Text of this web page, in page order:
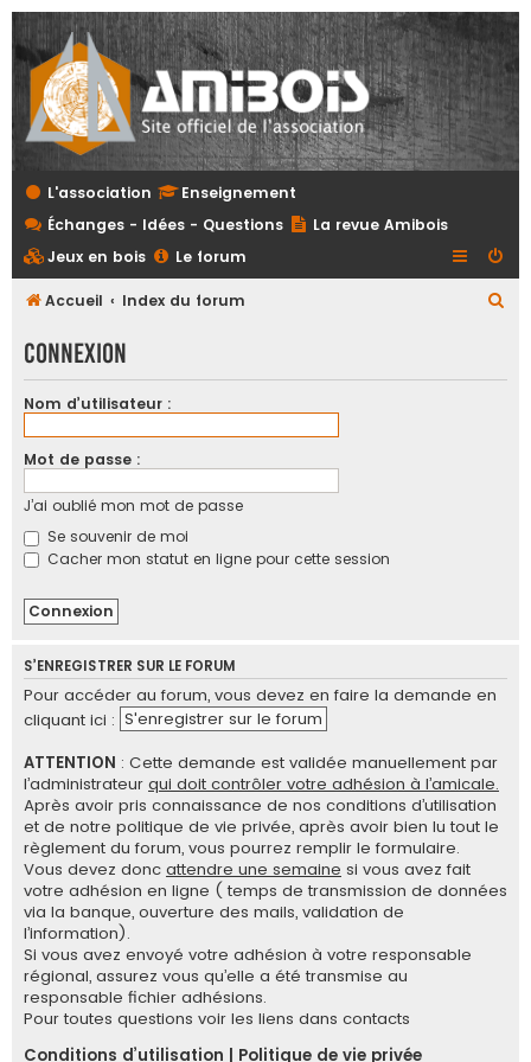
L'association
Enseignement
Échanges - Idées - Questions
La revue Amibois
Jeux en bois
Le forum
Accueil Index du forum
Connexion
Nom d’utilisateur :
Mot de passe :
J’ai oublié mon mot de passe
Se souvenir de moi
Cacher mon statut en ligne pour cette session
S’ENREGISTRER SUR LE FORUM
Pour accéder au forum, vous devez en faire la demande en
cliquant ici : S'enregistrer sur le forum
ATTENTION : Cette demande est validée manuellement par
l’administrateur qui doit contrôler votre adhésion à l’amicale.
Après avoir pris connaissance de nos conditions d’utilisation
et de notre politique de vie privée, après avoir bien lu tout le
règlement du forum, vous pourrez remplir le formulaire.
Vous devez donc attendre une semaine si vous avez fait
votre adhésion en ligne ( temps de transmission de données
via la banque, ouverture des mails, validation de
l’information).
Si vous avez envoyé votre adhésion à votre responsable
régional, assurez vous qu’elle a été transmise au
responsable fichier adhésions.
Pour toutes questions voir les liens dans contacts
Conditions d’utilisation
Politique de vie privée